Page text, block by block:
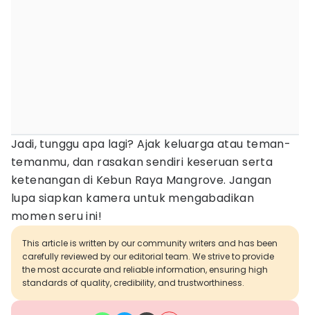
Jadi, tunggu apa lagi? Ajak keluarga atau teman-
temanmu, dan rasakan sendiri keseruan serta
ketenangan di Kebun Raya Mangrove. Jangan
lupa siapkan kamera untuk mengabadikan
momen seru ini!
This article is written by our community writers and has been
carefully reviewed by our editorial team. We strive to provide
the most accurate and reliable information, ensuring high
standards of quality, credibility, and trustworthiness.